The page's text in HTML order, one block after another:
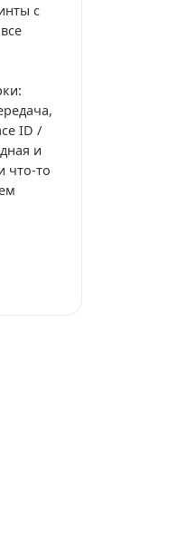
с
ID /
и
что-то